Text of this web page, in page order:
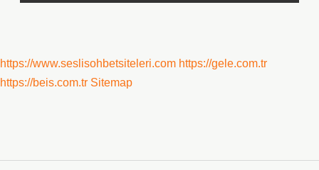
https://www.seslisohbetsiteleri.com https://gele.com.tr
https://beis.com.tr Sitemap